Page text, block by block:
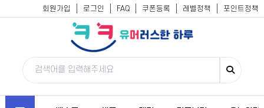
회원가입 로그인 FAQ 쿠폰등록 레벨정책 포인트정책